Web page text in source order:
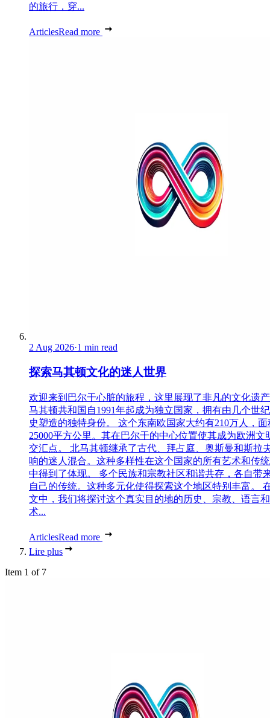
的旅行，穿...
ArticlesRead more
2 Aug 2026·1 min read
探索马其顿文化的迷人世界
欢迎来到巴尔干心脏的旅程，这里展现了非凡的文化遗
马其顿共和国自1991年起成为独立国家，拥有由几个世
史塑造的独特身份。 这个东南欧国家大约有210万人，面
25000平方公里。其在巴尔干的中心位置使其成为欧洲文
交汇点。 北马其顿继承了古代、拜占庭、奥斯曼和斯拉
响的迷人混合。这种多样性在这个国家的所有艺术和传
中得到了体现。 多个民族和宗教社区和谐共存，各自带
自己的传统。这种多元化使得探索这个地区特别丰富。
文中，我们将探讨这个真实目的地的历史、宗教、语言
术...
ArticlesRead more
Lire plus
Item 1 of 7